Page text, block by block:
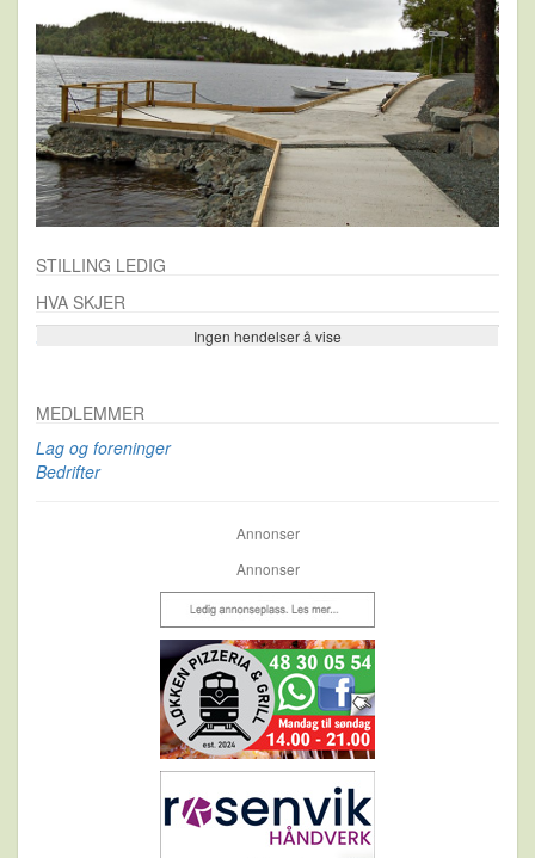
STILLING LEDIG
HVA SKJER
Ingen hendelser å vise
Se flere…
MEDLEMMER
Lag og foreninger
Bedrifter
Annonser
Annonser